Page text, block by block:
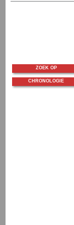
ZOEK OP
CHRONOLOGIE